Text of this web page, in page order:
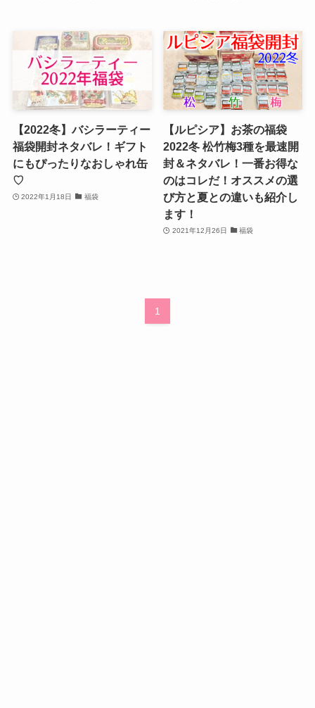
【2022冬】バシラーティー
福袋開封ネタバレ！ギフト
にもぴったりなおしゃれ缶
♡
2022年1月18日 福袋
【ルピシア】お茶の福袋
2022冬 松竹梅3種を最速開
封＆ネタバレ！一番お得な
のはコレだ！オススメの選
び方と夏との違いも紹介し
ます！
2021年12月26日 福袋
1